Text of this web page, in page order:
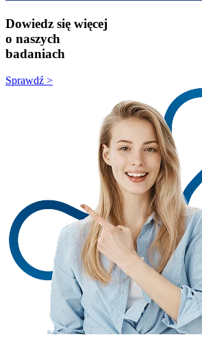
Dowiedz się więcej
o naszych
badaniach
Sprawdź >